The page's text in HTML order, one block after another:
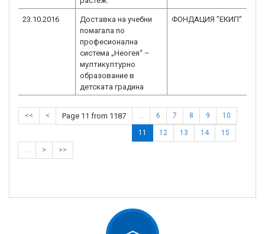
23.10.2016
Доставка на учебни
помагала по
професионална
система „Неогея“ –
мултикултурно
образование в
детската градина
ФОНДАЦИЯ "ЕКИП"
<< < Page 11 from 1187 … 6 7 8 9 10
11 12 13 14 15
… > >>